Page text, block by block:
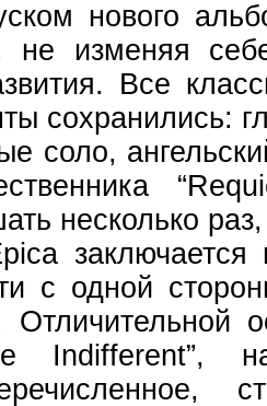
нового
не изменяя
Все
сохранились:
соло,
несколько
с одной
Отличительной
Indifferent”,